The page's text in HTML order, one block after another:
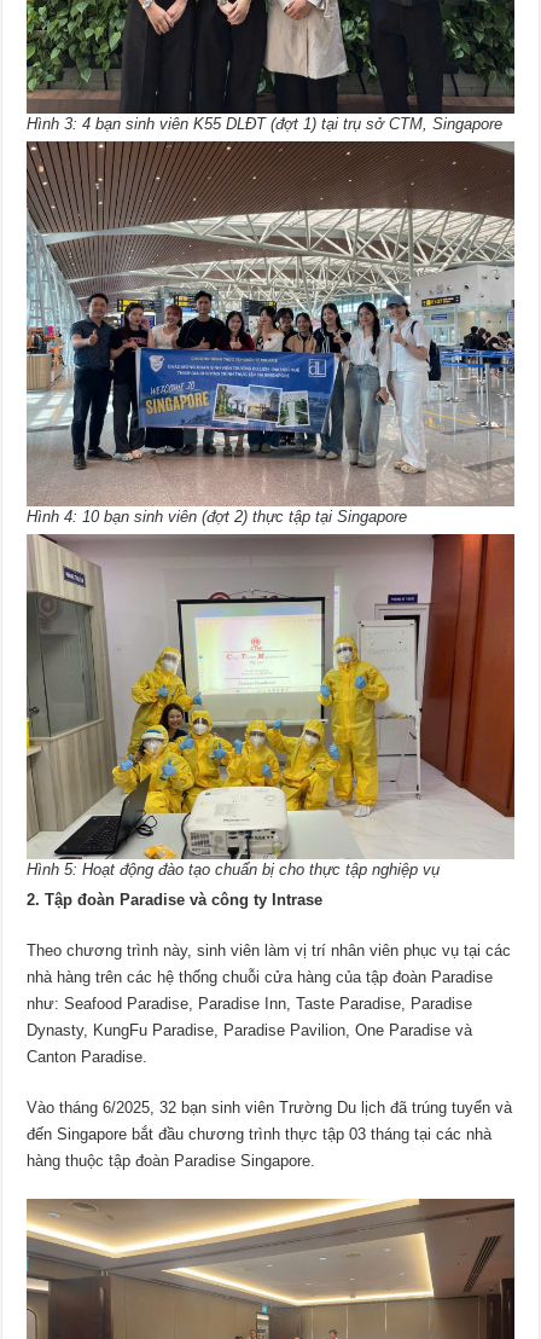
Hình 3: 4 bạn sinh viên K55 DLĐT (đợt 1) tại trụ sở CTM, Singapore
Hình 4: 10 bạn sinh viên (đợt 2) thực tập tại Singapore
Hình 5: Hoạt động đào tạo chuẩn bị cho thực tập nghiệp vụ
2. Tập đoàn Paradise và công ty Intrase
Theo chương trình này, sinh viên làm vị trí nhân viên phục vụ tại các
nhà hàng trên các hệ thống chuỗi cửa hàng của tập đoàn Paradise
như: Seafood Paradise, Paradise Inn, Taste Paradise, Paradise
Dynasty, KungFu Paradise, Paradise Pavilion, One Paradise và
Canton Paradise.
Vào tháng 6/2025, 32 bạn sinh viên Trường Du lịch đã trúng tuyển và
đến Singapore bắt đầu chương trình thực tập 03 tháng tại các nhà
hàng thuộc tập đoàn Paradise Singapore.